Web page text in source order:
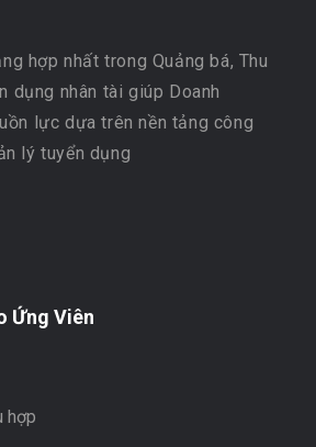
hợp nhất trong Quảng bá, Thu
dụng nhân tài giúp Doanh
lực dựa trên nền tảng công
lý tuyển dụng
Ứng Viên
hợp